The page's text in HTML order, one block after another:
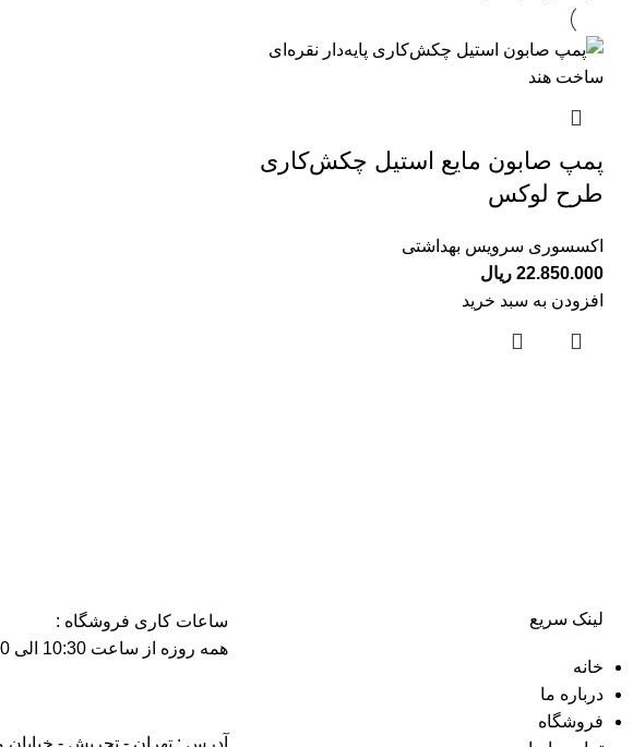
پمپ صابون مایع استیل چکش‌کاری
طرح لوکس
اکسسوری سرویس بهداشتی
22.850.000 ریال
افزودن به سبد خرید
لینک سریع
خانه
درباره ما
فروشگاه
ساعات کاری فروشگاه :
همه روزه از ساعت 10:30 الی 21:30
آدرس : تهران - تجریش -